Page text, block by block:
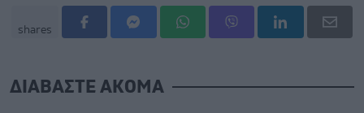
shares
ΔΙΑΒΑΣΤΕ ΑΚΟΜΑ